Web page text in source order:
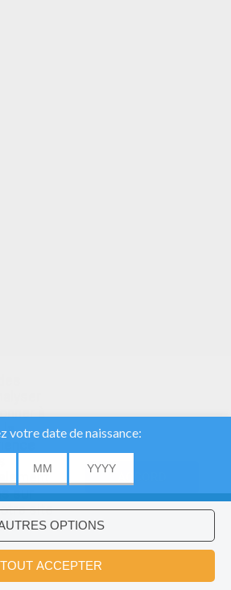
à
la
sur
site
installer l'application
Hellokids?
OK
×